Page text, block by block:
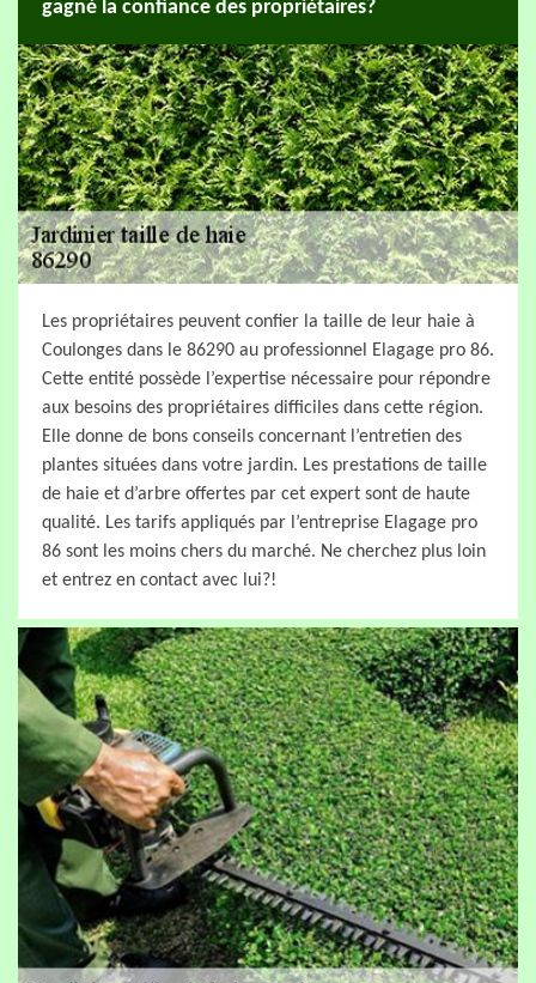
gagné la confiance des propriétaires?
Les propriétaires peuvent confier la taille de leur haie à
Coulonges dans le 86290 au professionnel Elagage pro 86.
Cette entité possède l’expertise nécessaire pour répondre
aux besoins des propriétaires difficiles dans cette région.
Elle donne de bons conseils concernant l’entretien des
plantes situées dans votre jardin. Les prestations de taille
de haie et d’arbre offertes par cet expert sont de haute
qualité. Les tarifs appliqués par l’entreprise Elagage pro
86 sont les moins chers du marché. Ne cherchez plus loin
et entrez en contact avec lui?!